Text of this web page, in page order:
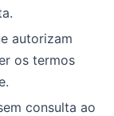
autorizam
os termos
consulta ao